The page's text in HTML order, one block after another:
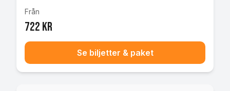
Från
722 kr
Se biljetter & paket